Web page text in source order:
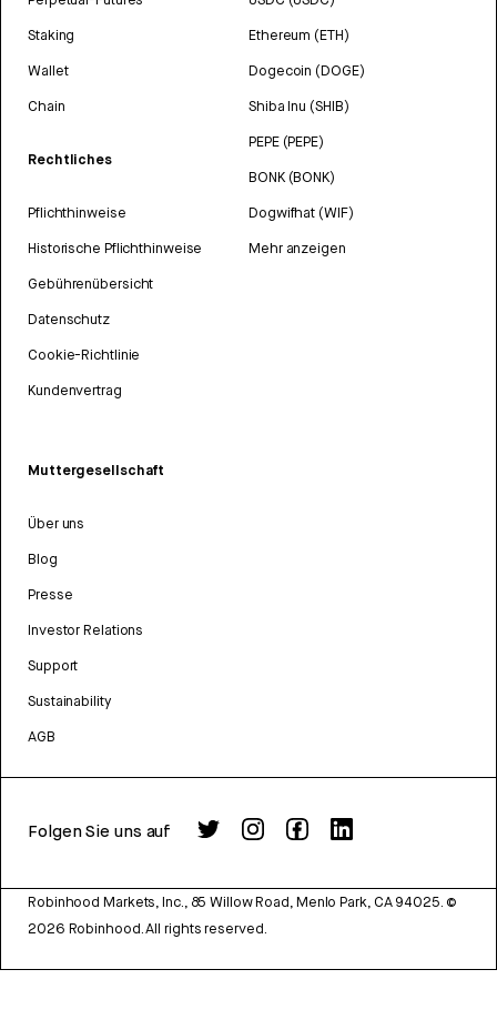
Staking
Wallet
Chain
Rechtliches
Pflichthinweise
Historische Pflichthinweise
Gebührenübersicht
Datenschutz
Cookie-Richtlinie
Kundenvertrag
Ethereum (ETH)
Dogecoin (DOGE)
Shiba Inu (SHIB)
PEPE (PEPE)
BONK (BONK)
Dogwifhat (WIF)
Mehr anzeigen
Muttergesellschaft
Über uns
Blog
Presse
Investor Relations
Support
Sustainability
AGB
Folgen Sie uns auf
Robinhood Markets, Inc., 85 Willow Road, Menlo Park, CA 94025. ©
2026 Robinhood. All rights reserved.